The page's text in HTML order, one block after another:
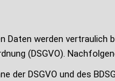
Daten werden
(DSGVO).
der DSGVO und des